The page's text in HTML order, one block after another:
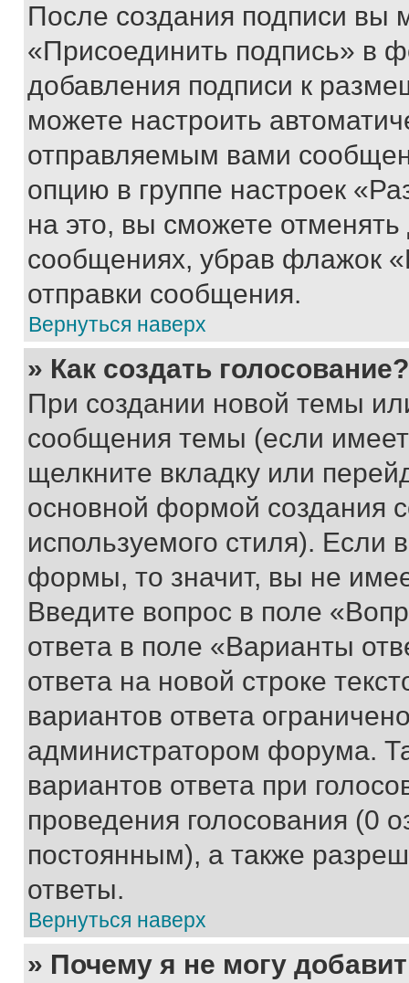
После создания подписи вы
«Присоединить подпись» в
добавления подписи к
можете настроить
отправляемым вами
опцию в группе настроек
на это, вы сможете
сообщениях, убрав флажок
отправки сообщения.
Вернуться наверх
» Как создать голосование?
При создании новой темы
сообщения темы (если
щелкните вкладку или
основной формой создания
используемого стиля). Если
формы, то значит, вы не
Введите вопрос в поле
ответа в поле «Варианты
ответа на новой строке
вариантов ответа
администратором форума.
вариантов ответа при
проведения голосования (0
постоянным), а также
ответы.
Вернуться наверх
» Почему я не могу